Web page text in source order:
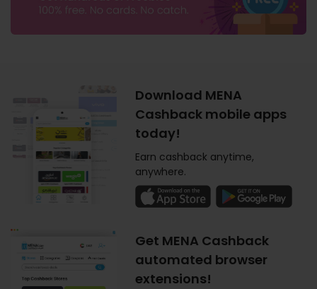
Download MENA
Cashback mobile apps
today!
Earn cashback anytime,
anywhere.
Get MENA Cashback
automated browser
extensions!